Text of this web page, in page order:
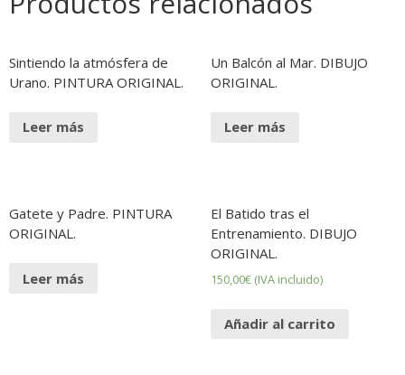
Sintiendo la atmósfera de
Urano. PINTURA ORIGINAL.
Leer más
Un Balcón al Mar. DIBUJO
ORIGINAL.
Leer más
Gatete y Padre. PINTURA
ORIGINAL.
Leer más
El Batido tras el
Entrenamiento. DIBUJO
ORIGINAL.
150,00€ (IVA incluido)
Añadir al carrito